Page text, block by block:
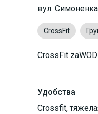
вул.
CrossFit
CrossFit
Удобства
Crossfit,